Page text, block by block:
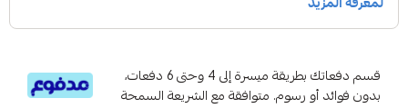
قسم دفعاتك بطريقة ميسرة إلى 4 وحتى 6 دفعات،
بدون فوائد أو رسوم. متوافقة مع الشريعة السمحة